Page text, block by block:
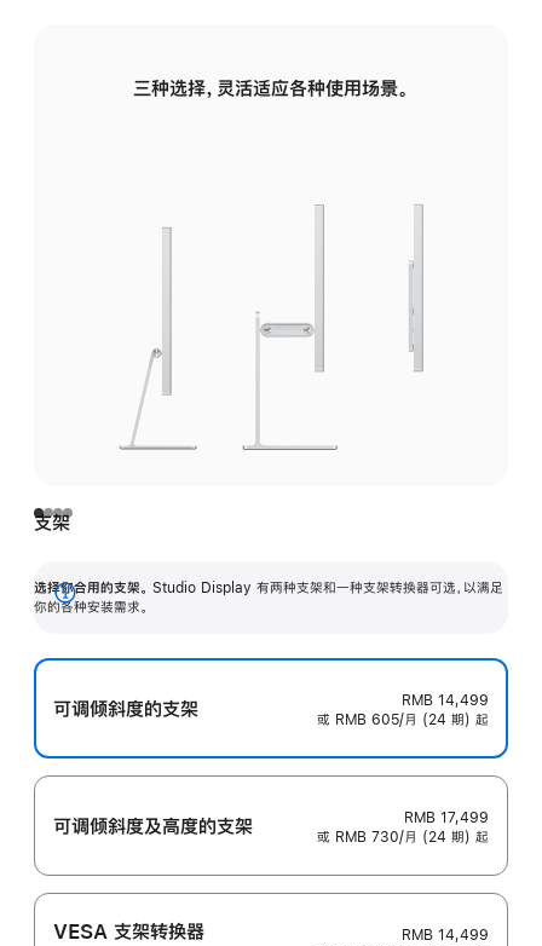
三种选择，灵活适应各种使用场景。
支架
选择你合用的支架。 Studio Display 有两种支架和一种支架转换器可选，以满足
你的各种安装需求。
展
可调倾斜度的支架
RMB 14,499
或 RMB 605/月 (24 期) 起
可调倾斜度及高‍度的支‍架
RMB 17,499
或 RMB 730/月 (24 期) 起
VESA 支架转换器
RMB 14,499